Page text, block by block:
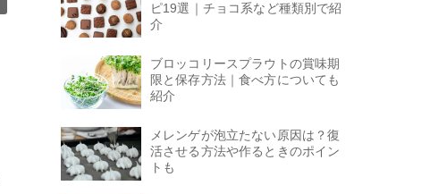
ピ19選｜チョコ系など種類別で紹
介
ブロッコリースプラウトの賞味期
限と保存方法｜食べ方についても
紹介
メレンゲが泡立たない原因は？復
活させる方法や作るときのポイン
トも